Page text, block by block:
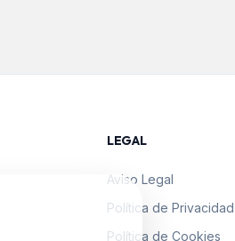
LEGAL
Aviso Legal
Política de Privacidad
Política de Cookies